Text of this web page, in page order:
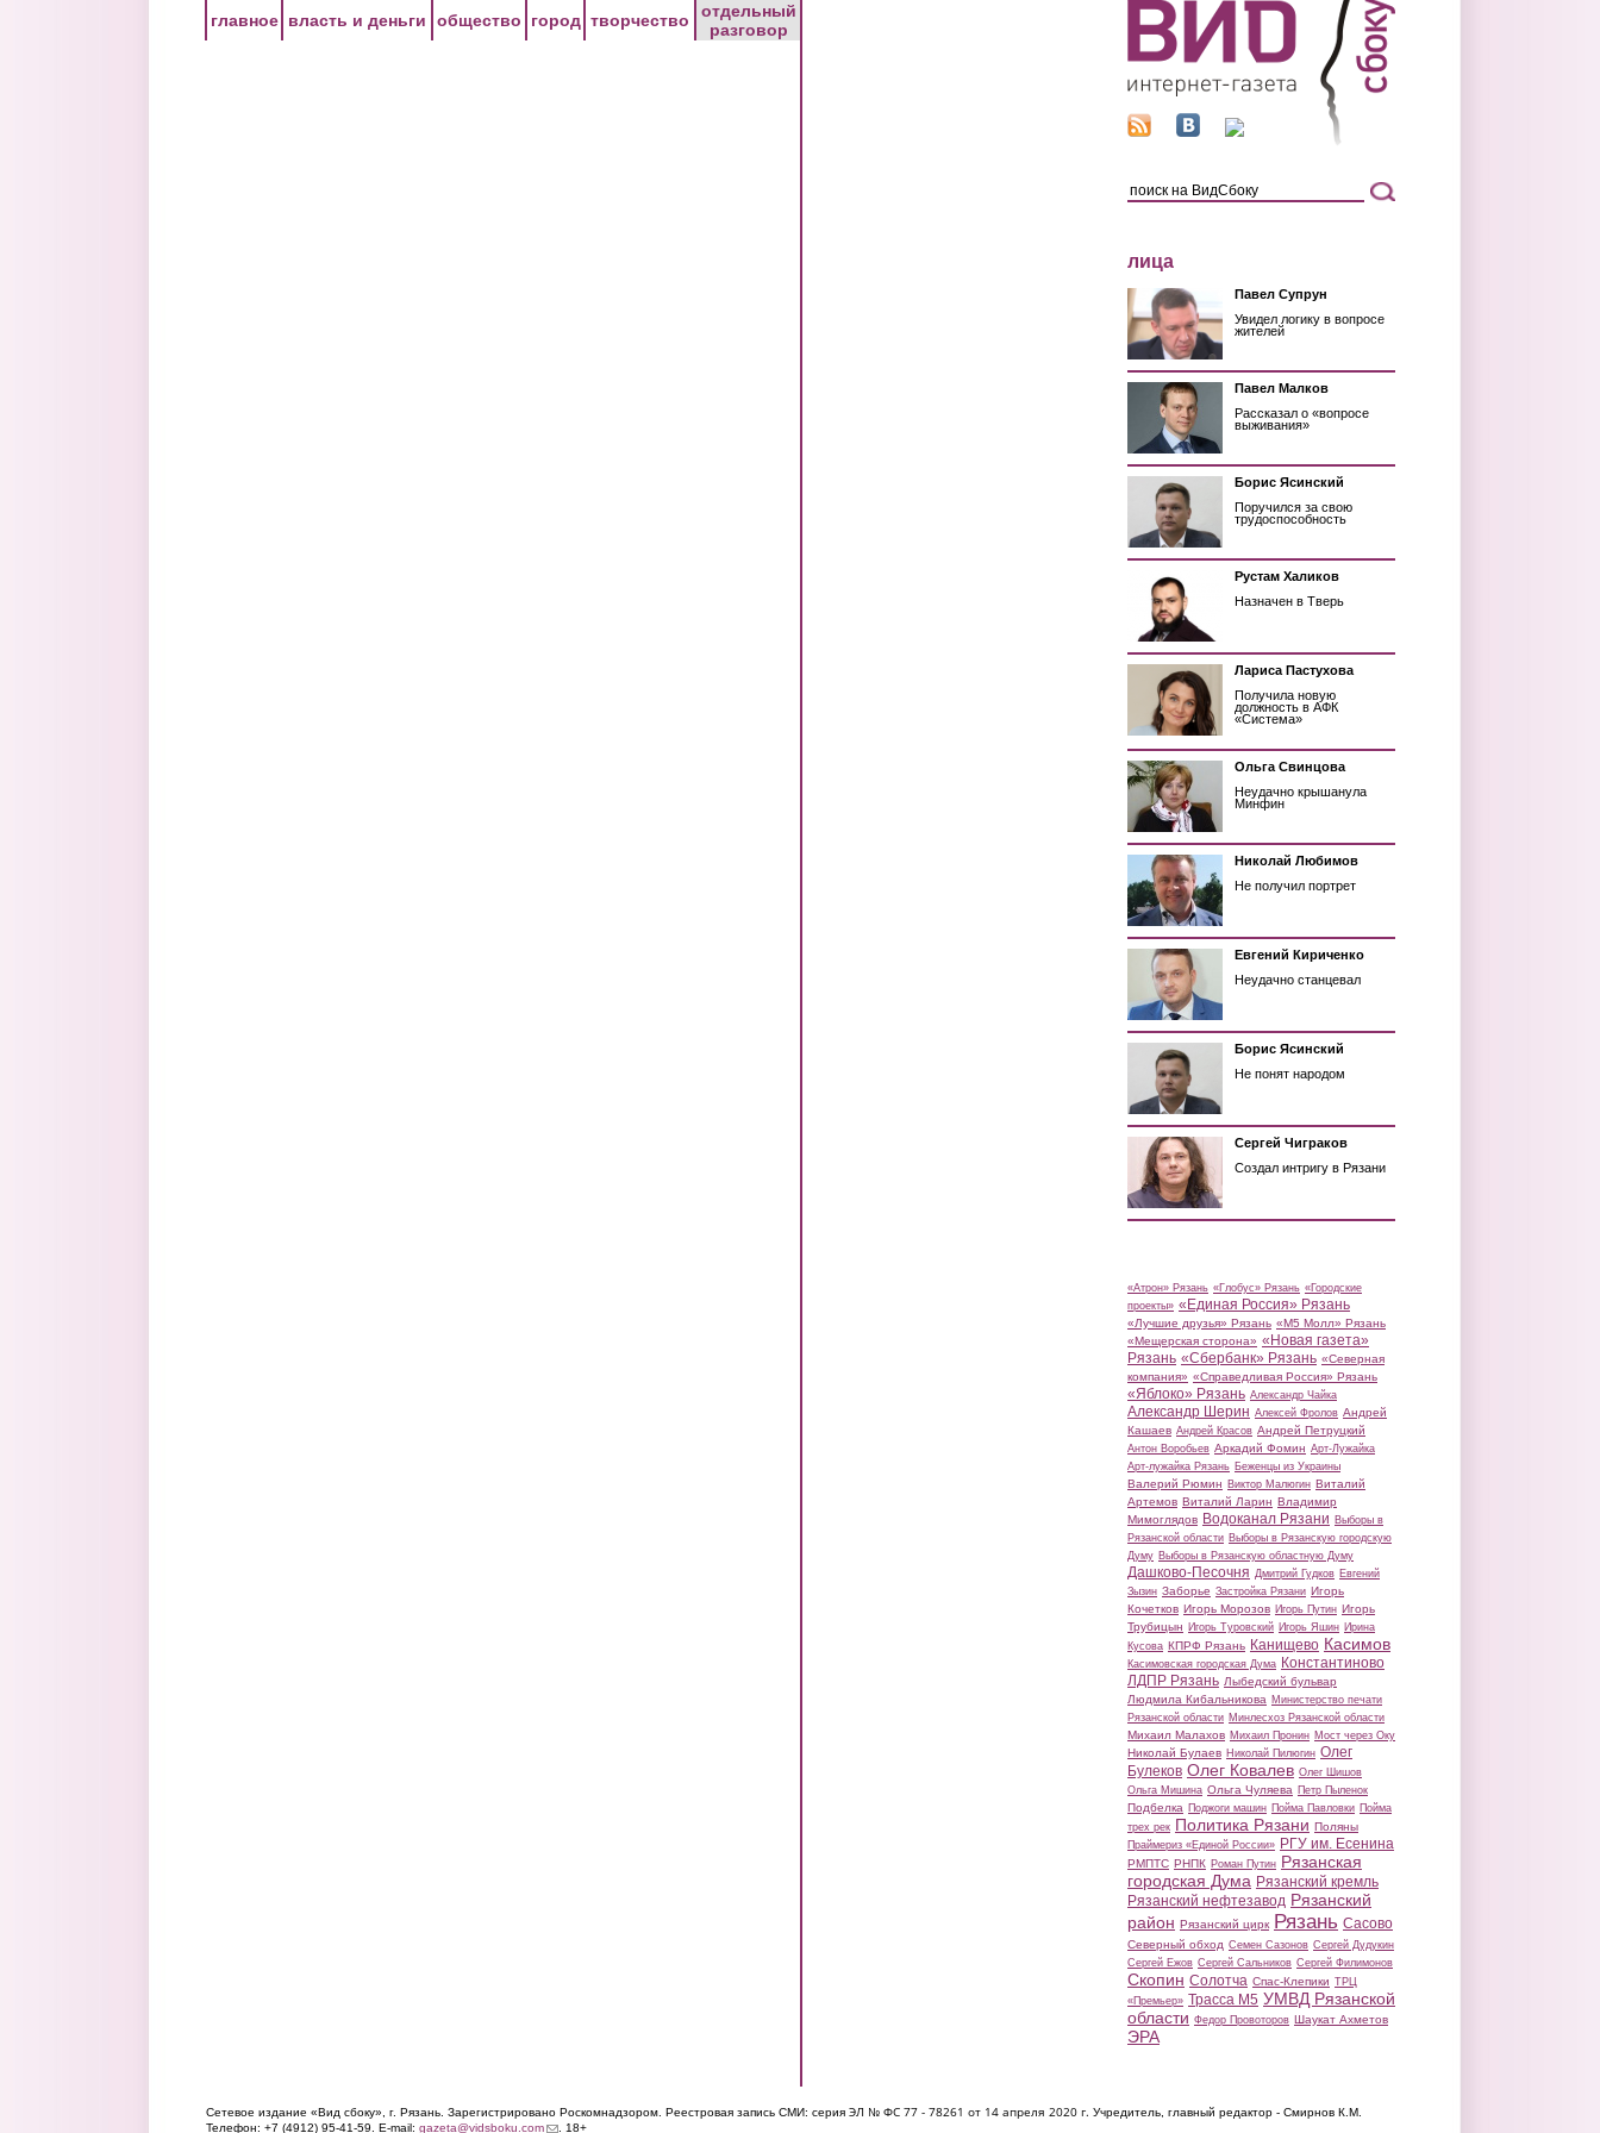
главное власть и деньги общество город творчество
отдельный
разговор
лица
Павел Супрун
Увидел логику в вопросе
жителей
Павел Малков
Рассказал о «вопросе
выживания»
Борис Ясинский
Поручился за свою
трудоспособность
Рустам Халиков
Назначен в Тверь
Лариса Пастухова
Получила новую
должность в АФК
«Система»
Ольга Свинцова
Неудачно крышанула
Минфин
Николай Любимов
Не получил портрет
Евгений Кириченко
Неудачно станцевал
Борис Ясинский
Не понят народом
Сергей Чиграков
Создал интригу в Рязани
«Атрон» Рязань «Глобус» Рязань «Городские
проекты» «Единая Россия» Рязань
«Лучшие друзья» Рязань «М5 Молл» Рязань
«Мещерская сторона» «Новая газета»
Рязань «Сбербанк» Рязань «Северная
компания» «Справедливая Россия» Рязань
«Яблоко» Рязань Александр Чайка
Александр Шерин Алексей Фролов Андрей
Кашаев Андрей Красов Андрей Петруцкий
Антон Воробьев Аркадий Фомин Арт-Лужайка
Арт-лужайка Рязань Беженцы из Украины
Валерий Рюмин Виктор Малюгин Виталий
Артемов Виталий Ларин Владимир
Мимоглядов Водоканал Рязани Выборы в
Рязанской области Выборы в Рязанскую городскую
Думу Выборы в Рязанскую областную Думу
Дашково-Песочня Дмитрий Гудков Евгений
Зызин Заборье Застройка Рязани Игорь
Кочетков Игорь Морозов Игорь Путин Игорь
Трубицын Игорь Туровский Игорь Яшин Ирина
Кусова КПРФ Рязань Канищево Касимов
Касимовская городская Дума Константиново
ЛДПР Рязань Лыбедский бульвар
Людмила Кибальникова Министерство печати
Рязанской области Минлесхоз Рязанской области
Михаил Малахов Михаил Пронин Мост через Оку
Николай Булаев Николай Пилюгин Олег
Булеков Олег Ковалев Олег Шишов
Ольга Мишина Ольга Чуляева Петр Пыленок
Подбелка Поджоги машин Пойма Павловки Пойма
трех рек Политика Рязани Поляны
Праймериз «Единой России» РГУ им. Есенина
РМПТС РНПК Роман Путин Рязанская
городская Дума Рязанский кремль
Рязанский нефтезавод Рязанский
район Рязанский цирк Рязань Сасово
Северный обход Семен Сазонов Сергей Дудукин
Сергей Ежов Сергей Сальников Сергей Филимонов
Скопин Солотча Спас-Клепики ТРЦ
«Премьер» Трасса М5 УМВД Рязанской
области Федор Провоторов Шаукат Ахметов
ЭРА
Сетевое издание «Вид сбоку», г. Рязань. Зарегистрировано Роскомнадзором. Реестровая запись СМИ: серия ЭЛ № ФС 77 - 78261 от 14 апреля 2020 г. Учредитель, главный редактор - Смирнов К.М.
Телефон: +7 (4912) 95-41-59. E-mail: gazeta@vidsboku.com(link sends e-mail)
. 18+